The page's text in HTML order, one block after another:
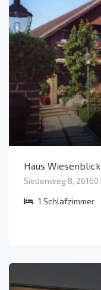
Haus
Siedenweg 8,
1 Schlafzimmer